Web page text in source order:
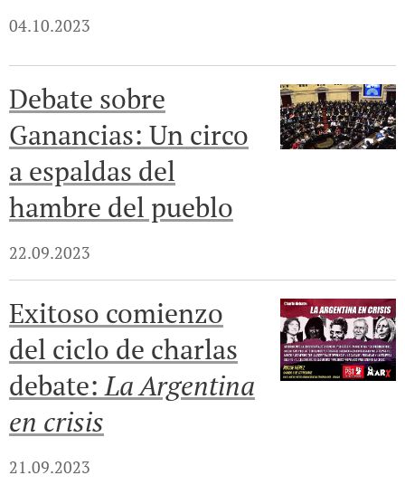
04.10.2023
Debate sobre
Ganancias: Un circo
a espaldas del
hambre del pueblo
22.09.2023
Exitoso comienzo
del ciclo de charlas
debate:La Argentina
en crisis
21.09.2023